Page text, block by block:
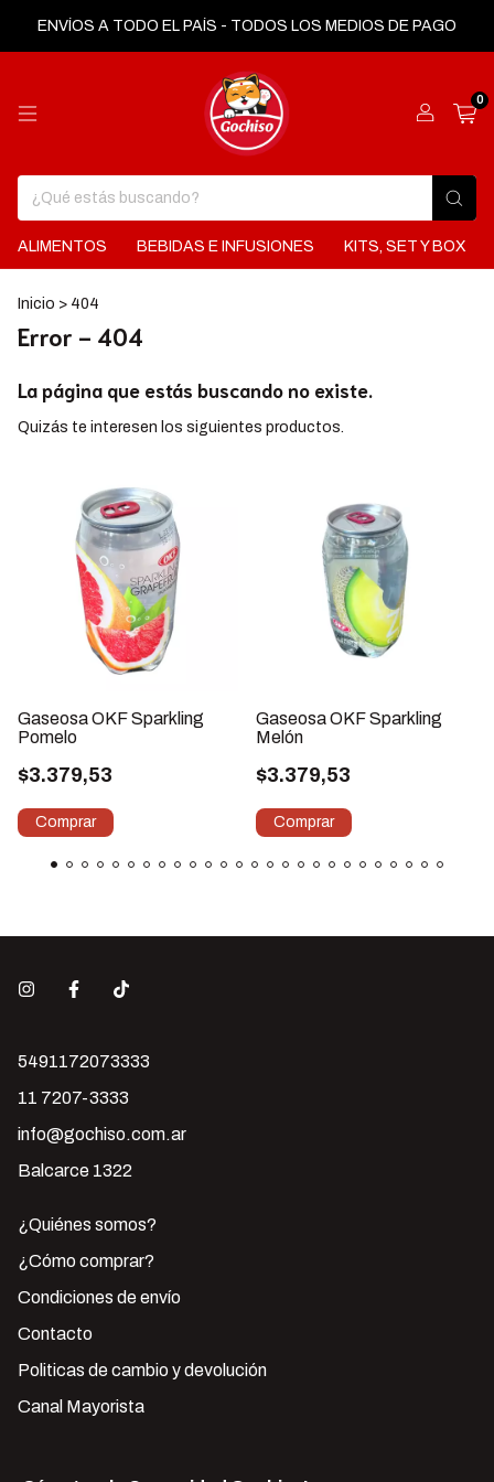
ENVÍOS A TODO EL PAÍS - TODOS LOS MEDIOS DE PAGO
0
ALIMENTOS BEBIDAS E INFUSIONES KITS, SET Y BOX
Inicio > 404
Error - 404
La página que estás buscando no existe.
Quizás te interesen los siguientes productos.
Gaseosa OKF Sparkling
Pomelo
$3.379,53
Gaseosa OKF Sparkling
Melón
$3.379,53
5491172073333
11 7207-3333
info@gochiso.com.ar
Balcarce 1322
¿Quiénes somos?
¿Cómo comprar?
Condiciones de envío
Contacto
Politicas de cambio y devolución
Canal Mayorista